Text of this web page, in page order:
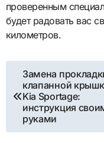
проверенным
будет радовать вас
километров.
Навигация
по
записям
Замена
клапанной
Kia Sportage:
инструкция
руками